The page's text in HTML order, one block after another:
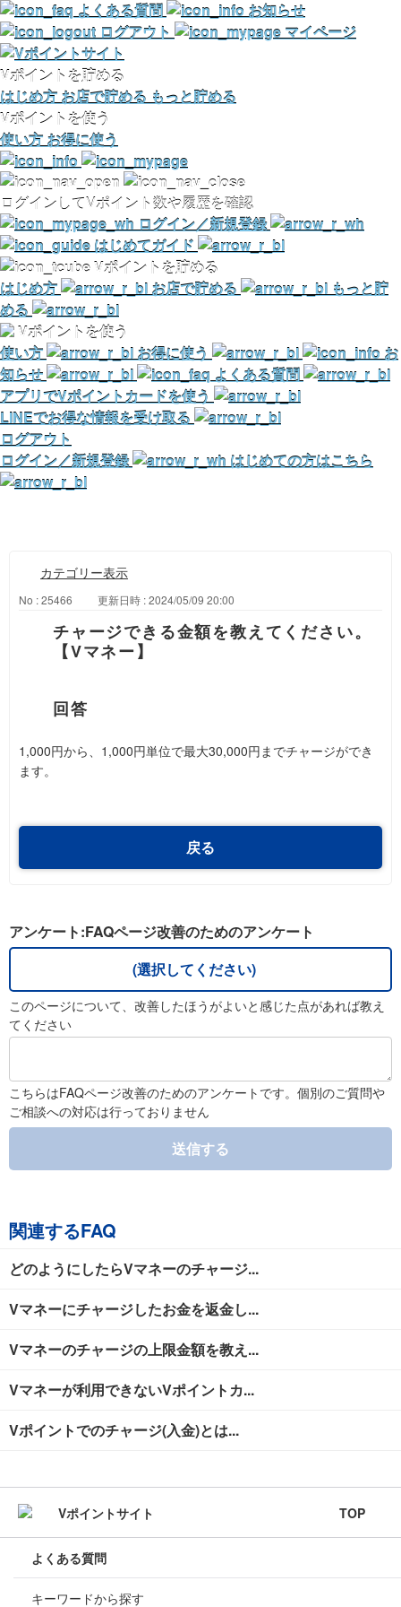
よくある質問
お知らせ
ログアウト
マイページ
Vポイントを貯める
はじめ方 お店で貯める もっと貯める
Vポイントを使う
使い方 お得に使う
ログインしてVポイント数や履歴を確認
ログイン／新規登録
はじめてガイド
Vポイントを貯める
はじめ方
お店で貯める
もっと貯
める
Vポイントを使う
使い方
お得に使う
お
知らせ
よくある質問
アプリでVポイントカードを使う
LINEでお得な情報を受け取る
ログアウト
ログイン／新規登録
はじめての方はこちら
カテゴリー表示
No : 25466 更新日時 : 2024/05/09 20:00
チャージできる金額を教えてください。
【Vマネー】
1,000円から、1,000円単位で最大30,000円までチャージができ
ます。
戻る
アンケート:FAQページ改善のためのアンケート
(選択してください)
このページについて、改善したほうがよいと感じた点があれば教え
てください
こちらはFAQページ改善のためのアンケートです。個別のご質問や
ご相談への対応は行っておりません
送信する
関連するFAQ
どのようにしたらVマネーのチャージ...
Vマネーにチャージしたお金を返金し...
Vマネーのチャージの上限金額を教え...
Vマネーが利用できないVポイントカ...
Vポイントでのチャージ(入金)とは...
TOP
よくある質問
キーワードから探す